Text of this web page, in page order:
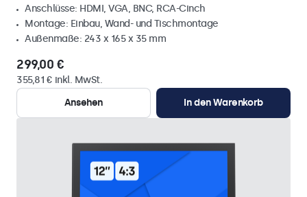
Anschlüsse: HDMI, VGA, BNC, RCA-Cinch
Montage: Einbau, Wand- und Tischmontage
Außenmaße: 243 x 165 x 35 mm
299,00 €
355,81 € inkl. MwSt.
Ansehen
In den Warenkorb